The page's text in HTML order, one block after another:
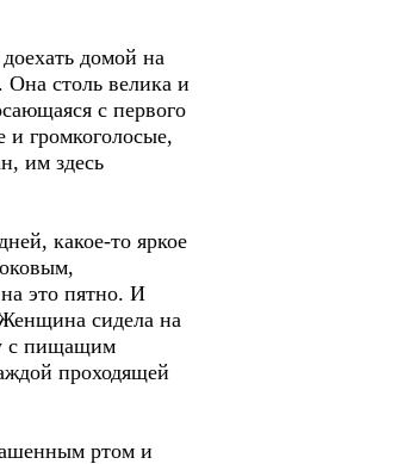
домой на
Она столь велика и
с первого
громкоголосые,
им здесь
какое-то яркое
это пятно. И
сидела на
с пищащим
проходящей
ртом и